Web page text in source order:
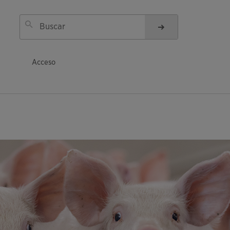
Acceso